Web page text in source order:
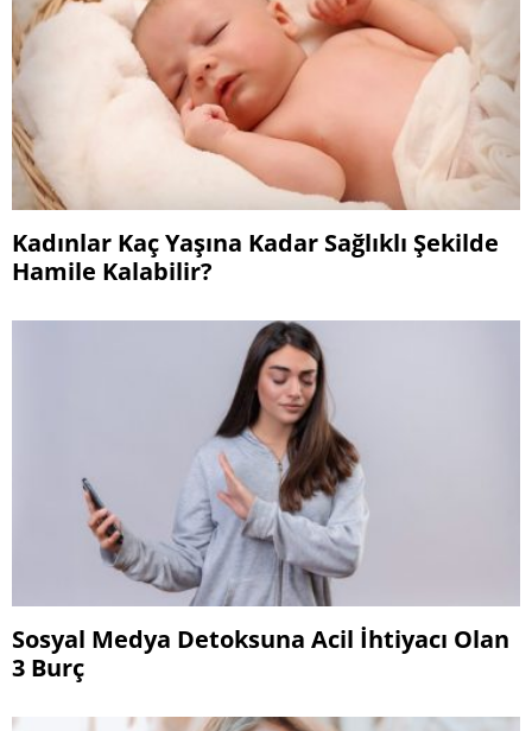
Kadınlar Kaç Yaşına Kadar Sağlıklı Şekilde
Hamile Kalabilir?
Sosyal Medya Detoksuna Acil İhtiyacı Olan
3 Burç